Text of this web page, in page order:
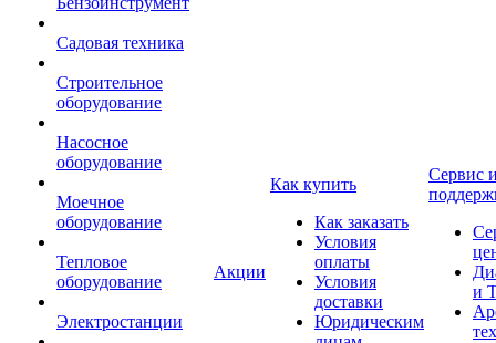
Садовая техника
Строительное
оборудование
Насосное
оборудование
Моечное
оборудование
Тепловое
оборудование
Электростанции
Акции
Как купить
Как заказать
Условия
оплаты
Условия
доставки
Юридическим
Сервис
и